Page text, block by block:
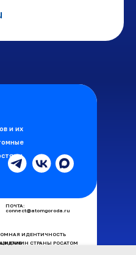
и их
ПОЧТА:
connect@atomgoroda.ru
ИДЕНТИЧНОСТЬ
СТРАНЫ РОСАТОМ